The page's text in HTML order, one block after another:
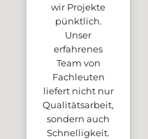
wir Projekte
pünktlich.
Unser
erfahrenes
Team von
Fachleuten
liefert nicht nur
Qualitätsarbeit,
sondern auch
Schnelligkeit.